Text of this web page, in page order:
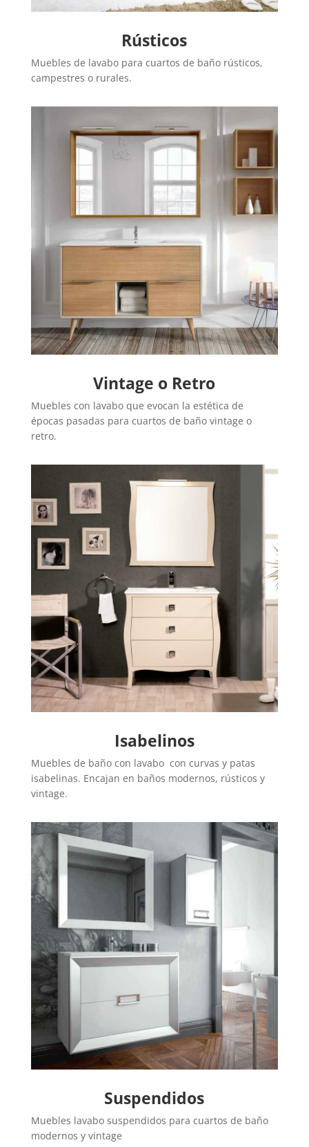
Rústicos
Muebles de lavabo para cuartos de baño rústicos,
campestres o rurales.
Vintage o Retro
Muebles con lavabo que evocan la estética de
épocas pasadas para cuartos de baño vintage o
retro.
Isabelinos
Muebles de baño con lavabo con curvas y patas
isabelinas. Encajan en baños modernos, rústicos y
vintage.
Suspendidos
Muebles lavabo suspendidos para cuartos de baño
modernos y vintage